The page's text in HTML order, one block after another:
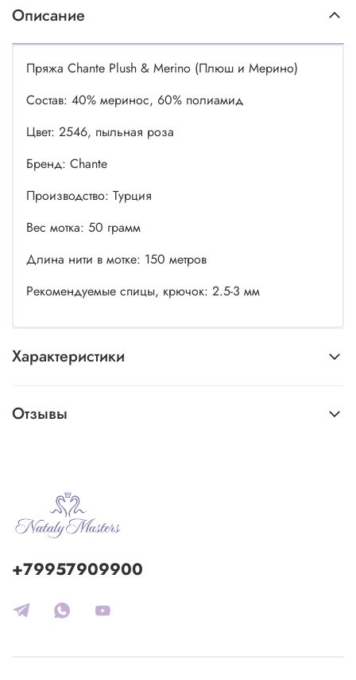
Описание
Пряжа Chante Plush & Merino (Плюш и Мерино)
Состав: 40% меринос, 60% полиамид
Цвет: 2546, пыльная роза
Бренд: Chante
Производство: Турция
Вес мотка: 50 грамм
Длина нити в мотке: 150 метров
Рекомендуемые спицы, крючок: 2.5-3 мм
Характеристики
Отзывы
+79957909900